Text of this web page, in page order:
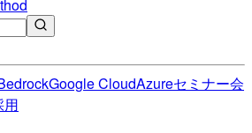
Google CloudAzureセミナー会
用